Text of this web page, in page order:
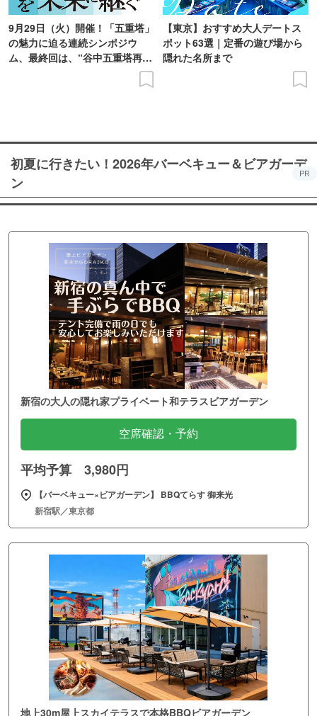
9月29日（火）開催！「五重塔」
の魅力に迫る連続シンポジウ
ム、最終回は、“谷中五重塔再建
【東京】おすすめ大人デートス
ポット63選｜定番の遊び場から
隠れた名所まで
初夏に行きたい！2026年バーベキュー＆ビアガーデ
ン
PR
新宿の大人の隠れ家プライベート和テラスビアガーデン
空席確認・予約
平均予算 3,980円
【バーベキュー×ビアガーデン】 BBQてらす 御来光
新宿駅／東京都
地上30m屋上スカイテラスで本格BBQビアガーデン